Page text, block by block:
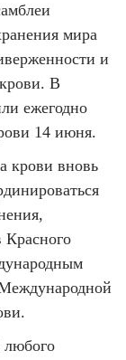
мира
и
В
ежегодно
14 июня.
крови вновь
любого